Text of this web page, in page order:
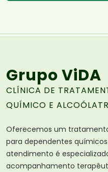
Grupo ViDA
CLÍNICA DE
QUÍMICO E
Oferecemos um
para dependentes
atendimento é
acompanhamento